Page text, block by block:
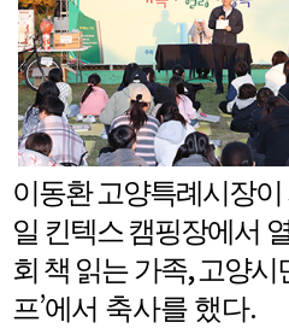
이동환 고양특례시장
일 킨텍스 캠핑장에서
회 책 읽는 가족,고양시
프’에 서 축사를 했다.